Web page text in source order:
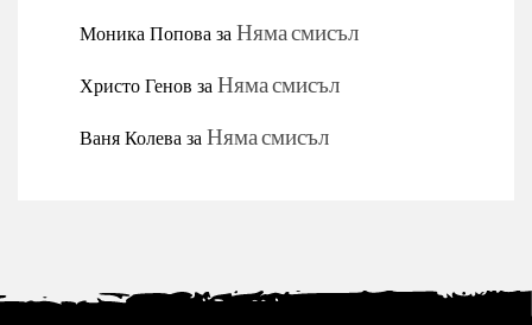
Моника ПоповазаНяма смисъл
Христо ГеновзаНяма смисъл
Ваня КолевазаНяма смисъл